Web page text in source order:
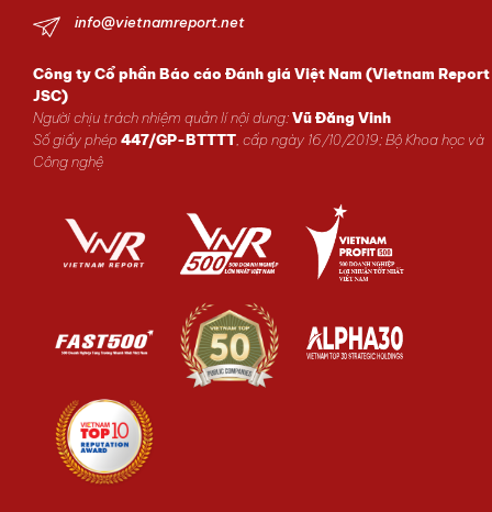
info@vietnamreport.net
Công ty Cổ phần Báo cáo Đánh giá Việt Nam (Vietnam Report
JSC)
Người chịu trách nhiệm quản lí nội dung:Vũ Đăng Vinh
Số giấy phép447/GP-BTTTT, cấp ngày 16/10/2019; Bộ Khoa học và
Công nghệ